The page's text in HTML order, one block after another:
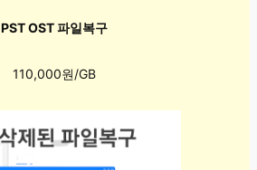
PST OST 파일복구
110,000원/GB